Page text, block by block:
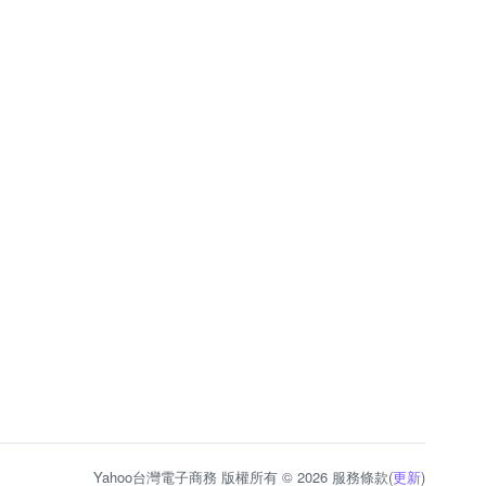
Yahoo台灣電子商務 版權所有 © 2026 服務條款(更新)